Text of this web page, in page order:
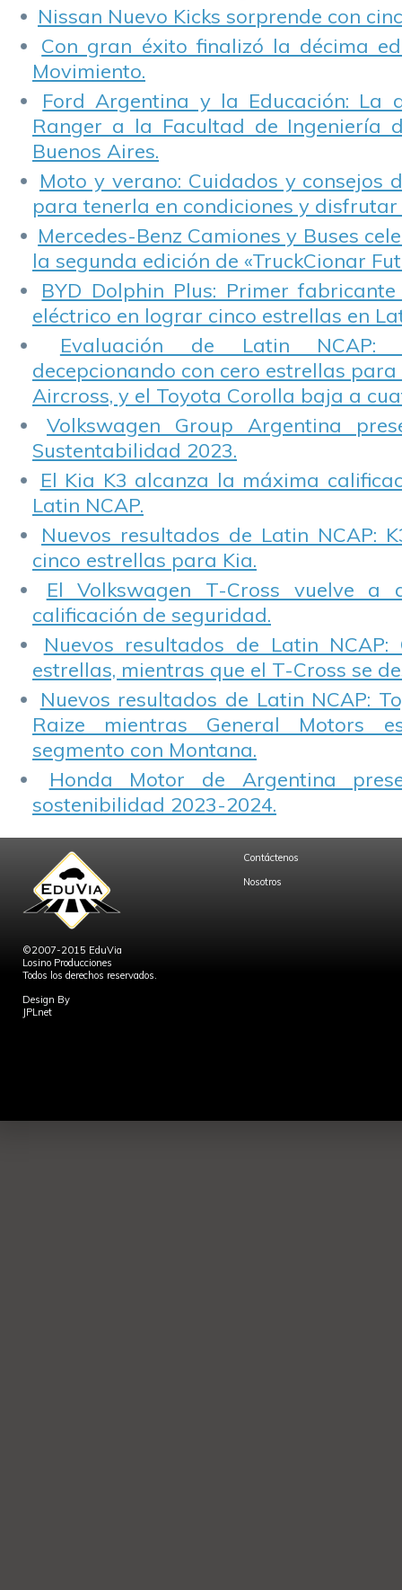
Nissan Nuevo Kicks sorprende con
Con gran éxito finalizó la décima
Movimiento.
Ford Argentina y la Educación: La
Ranger a la Facultad de Ingeniería
Buenos Aires.
Moto y verano: Cuidados y consejos
para tenerla en condiciones y disfrutar
Mercedes-Benz Camiones y Buses
la segunda edición de «TruckCionar
BYD Dolphin Plus: Primer
eléctrico en lograr cinco estrellas en
Evaluación de Latin NCAP:
decepcionando con cero estrellas para
Aircross, y el Toyota Corolla baja a
Volkswagen Group Argentina
Sustentabilidad 2023.
El Kia K3 alcanza la máxima
Latin NCAP.
Nuevos resultados de Latin NCAP:
cinco estrellas para Kia.
El Volkswagen T-Cross vuelve a
calificación de seguridad.
Nuevos resultados de Latin NCAP:
estrellas, mientras que el T-Cross se
Nuevos resultados de Latin NCAP:
Raize mientras General Motors
segmento con Montana.
Honda Motor de Argentina
sostenibilidad 2023-2024.
©2007-2015 EduVia
Losino Producciones
Todos los derechos reservados.
Design By
JPLnet
Contáctenos
Nosotros